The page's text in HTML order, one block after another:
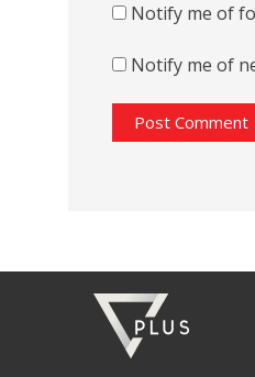
Notify me of
Notify me of